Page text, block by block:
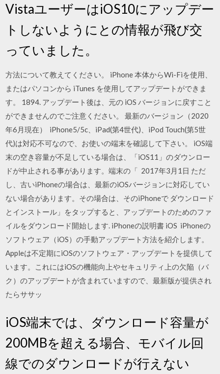
VistaユーザーはiOS10にアップデー
トしないようにとの情報が飛び交
っていました。
方法について教えてください。 iPhone 本体からWi-Fiを使用、
またはパソコンから iTunes を使用してアップデートができま
す。 1894. アップデート後は、元の iOS バージョンに戻すこと
ができませんのでご注意ください。 最新のバージョン（2020
年6月現在） iPhone5/5c、iPad(第4世代)、iPod Touch(第5世
代)は対応不可なので、お使いの端末を確認して下さい。 iOS端
末の空き容量が不足している場合は、「iOS11」のダウンロー
ドが中止される事があります。端末の「 2017年3月1日 ただ
し、古いiPhoneの場合は、最新のiOSバージョンに対応してい
ない場合があります。その場合は、そのiPhoneで ダウンロード
とインストール」をタップすると、アップデートのためのファ
イルをダウンロード開始します. iPhoneの説明書 iOS iPhoneの
ソフトウェア（iOS）の手動アップデート方法を紹介します。
Appleは不定期にiOSのソフトウェア・アップデートを提供して
います。これにはiOSの機能向上やセキュリティ上の欠陥（バ
ク）のアップデートが含まれていますので、最新版が提供され
たらササッ
iOS端末では、ダウンロード容量が
200MBを超える場合、モバイル回
線でのダウンロードが行えない